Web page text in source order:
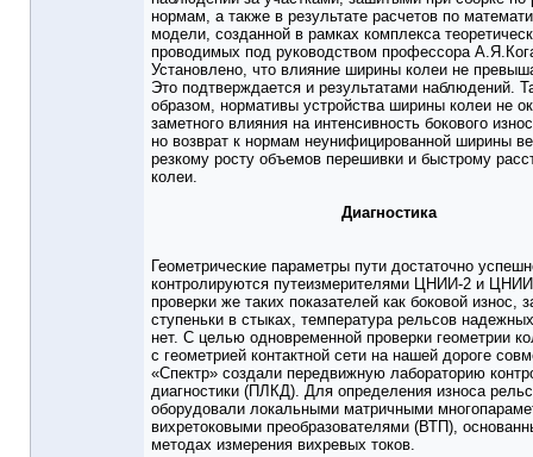
нормам, а также в результате расчетов по
модели, созданной в рамках комплекса
проводимых под руководством профессора
Установлено, что влияние ширины колеи не
Это подтверждается и результатами наблюдений.
образом, нормативы устройства ширины колеи не
заметного влияния на интенсивность бокового
но возврат к нормам неунифицированной ширины
резкому росту объемов перешивки и быстрому
колеи.
Диагностика
Геометрические параметры пути достаточно
контролируются путеизмерителями ЦНИИ-2 и
проверки же таких показателей как боковой износ,
ступеньки в стыках, температура рельсов
нет. С целью одновременной проверки геометрии
с геометрией контактной сети на нашей дороге
«Спектр» создали передвижную лабораторию
диагностики (ПЛКД). Для определения износа
оборудовали локальными матричными
вихретоковыми преобразователями (ВТП),
методах измерения вихревых токов.